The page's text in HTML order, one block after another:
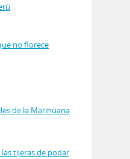
no florece
de la Marihuana
tijeras de podar